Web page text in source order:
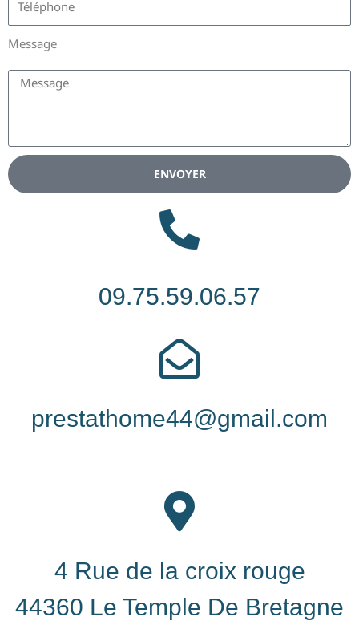
Message
ENVOYER
09.75.59.06.57
prestathome44@gmail.com
4 Rue de la croix rouge
44360 Le Temple De Bretagne